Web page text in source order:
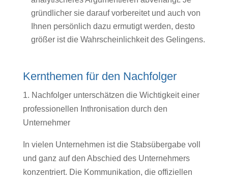
gründlicher sie darauf vorbereitet und auch von
Ihnen persönlich dazu ermutigt werden, desto
größer ist die Wahrscheinlichkeit des Gelingens.
Kernthemen für den Nachfolger
1. Nachfolger unterschätzen die Wichtigkeit einer
professionellen Inthronisation durch den
Unternehmer
In vielen Unternehmen ist die Stabsübergabe voll
und ganz auf den Abschied des Unternehmers
konzentriert. Die Kommunikation, die offiziellen